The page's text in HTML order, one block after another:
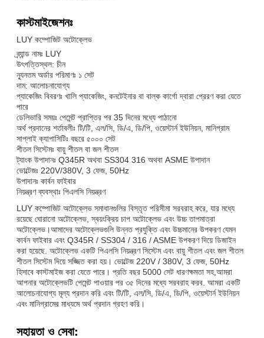
কাস্টমাইজেশনঃ
LUY কম্পোজিট অটোক্লেভ
ব্র্যান্ড নামঃ LUY
উৎপত্তিস্থল: চীন
ন্যূনতম অর্ডার পরিমাণঃ ১ সেট
দাম: আলোচনাযোগ্য
প্যাকেজিং বিবরণঃ খালি প্যাকেজিং, কনটেইনার বা বাল্ক কার্গো দ্বারা প্রেরণ করা যেতে
পারে
ডেলিভারি সময়ঃ পেমেন্ট প্রাপ্তির পর 35 দিনের মধ্যে পাঠানো
অর্থ প্রদানের শর্তাবলীঃ টি/টি, এল/সি, ডি/এ, ডি/পি, ওয়েস্টার্ন ইউনিয়ন, মানিগ্রাম
সাপ্লাই ক্যাপাসিটিঃ বছরে ৫০০০ সেট
শীতল সিস্টেমঃ বায়ু শীতল বা জল শীতল
ট্যাংক উপাদানঃ Q345R অথবা SS304 316 অথবা ASME উপাদান
ভোল্টেজঃ 220V/380V, 3 ফেজ, 50Hz
উপাদানঃ কার্বন ফাইবার
নিয়ন্ত্রণ ব্যবস্থাঃ পিএলসি নিয়ন্ত্রণ
LUY কম্পোজিট অটোক্লেভ সমাধানগুলির বিস্তৃত পরিসীমা সরবরাহ করে, যার মধ্যে
রয়েছে ঘোরানো অটোক্লেভ, স্বয়ংক্রিয় চাপ অটোক্লেভ এবং উচ্চ তাপমাত্রা
অটোক্লেভ।আমাদের অটোক্লেভগুলি উন্নত প্রযুক্তি এবং উচ্চমানের উপকরণ যেমন
কার্বন ফাইবার এবং Q345R / SS304 / 316 / ASME উপকরণ দিয়ে ডিজাইন
করা হয়েছে. অটোক্লেভ একটি পিএলসি নিয়ন্ত্রণ সিস্টেম এবং বায়ু শীতল এবং জল শীতল
শীতল সিস্টেম দিয়ে সজ্জিত করা হয়। ভোল্টেজ 220V / 380V, 3 ফেজ, 50Hz
হিসাবে কাস্টমাইজ করা যেতে পারে। প্রতি বছর 5000 সেট ধারণক্ষমতা সহ,আমরা
আপনার অটোক্লেভটি পেমেন্ট পাওয়ার পর ৩৫ দিনের মধ্যে সরবরাহ করব. আমরা একটি
আলোচনাযোগ্য মূল্য প্রদান করি এবং টি/টি, এল/সি, ডি/এ, ডি/পি, ওয়েস্টার্ন ইউনিয়ন
এবং মানিগ্রামের মাধ্যমে অর্থ প্রদান গ্রহণ করি।
সহায়তা ও সেবা: